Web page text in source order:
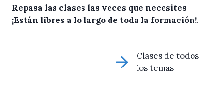
Repasa las clases las veces que necesites
¡Están libres a lo largo de toda la formación!.
Clases de todos
los temas